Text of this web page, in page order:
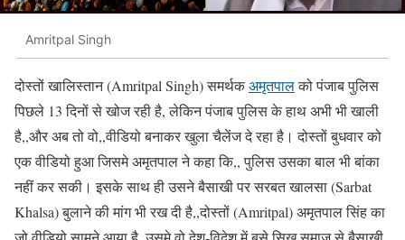
Amritpal Singh
दोस्तों खालिस्तान (Amritpal Singh) समर्थकअमृतपालको पंजाब पुलिस
पिछले 13 दिनों से खोज रही है, लेकिन पंजाब पुलिस के हाथ अभी भी खाली
है,,और अब तो वो,,वीडियो बनाकर खुला चैलेंज दे रहा है। दोस्तों बुधवार को
एक वीडियो हुआ जिसमे अमृतपाल ने कहा कि,, पुलिस उसका बाल भी बांका
नहीं कर सकी। इसके साथ ही उसने बैसाखी पर सरबत खालसा (Sarbat
Khalsa) बुलाने की मांग भी रख दी है,,दोस्तों (Amritpal) अमृतपाल सिंह का